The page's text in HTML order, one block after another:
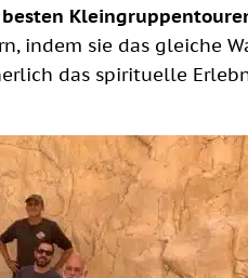
besten
indem sie das gleiche
das spirituelle